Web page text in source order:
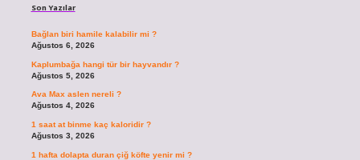
Son Yazılar
Bağlan biri hamile kalabilir mi ?
Ağustos 6, 2026
Kaplumbağa hangi tür bir hayvandır ?
Ağustos 5, 2026
Ava Max aslen nereli ?
Ağustos 4, 2026
1 saat at binme kaç kaloridir ?
Ağustos 3, 2026
1 hafta dolapta duran çiğ köfte yenir mi ?